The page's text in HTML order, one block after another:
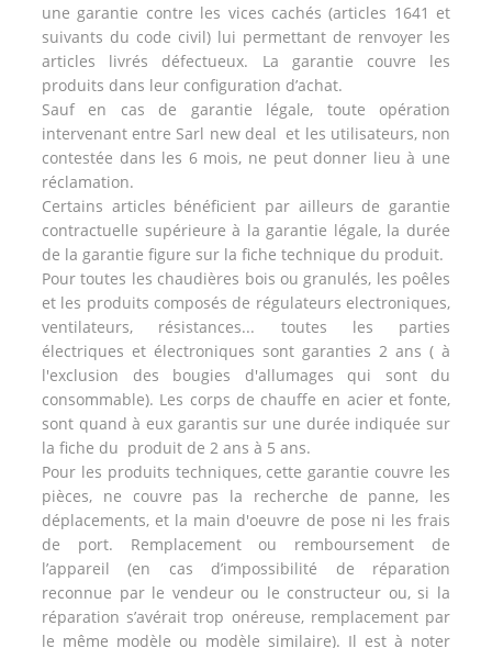
une garantie contre les vices cachés (articles 1641 et
suivants du code civil) lui permettant de renvoyer les
articles livrés défectueux. La garantie couvre les
produits dans leur configuration d’achat.
Sauf en cas de garantie légale, toute opération
intervenant entre Sarl new deal et les utilisateurs, non
contestée dans les 6 mois, ne peut donner lieu à une
réclamation.
Certains articles bénéficient par ailleurs de garantie
contractuelle supérieure à la garantie légale, la durée
de la garantie figure sur la fiche technique du produit.
Pour toutes les chaudières bois ou granulés, les poêles
et les produits composés de régulateurs electroniques,
ventilateurs, résistances... toutes les parties
électriques et électroniques sont garanties 2 ans ( à
l'exclusion des bougies d'allumages qui sont du
consommable). Les corps de chauffe en acier et fonte,
sont quand à eux garantis sur une durée indiquée sur
la fiche du produit de 2 ans à 5 ans.
Pour les produits techniques, cette garantie couvre les
pièces, ne couvre pas la recherche de panne, les
déplacements, et la main d'oeuvre de pose ni les frais
de port. Remplacement ou remboursement de
l’appareil (en cas d’impossibilité de réparation
reconnue par le vendeur ou le constructeur ou, si la
réparation s’avérait trop onéreuse, remplacement par
le même modèle ou modèle similaire). Il est à noter